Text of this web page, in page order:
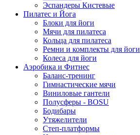
Эспандеры Кистевые
Пилатес и Йога
Блоки для йоги
Мячи для пилатеса
Кольца для пилатеса
Ремни и комплекты для йоги
Колеса для йоги
Аэробика и Фитнес
Баланс-тренинг
Гимнастические мячи
Виниловые гантели
Полусферы - BOSU
Бодибары
Утяжелители
Степ-платформы